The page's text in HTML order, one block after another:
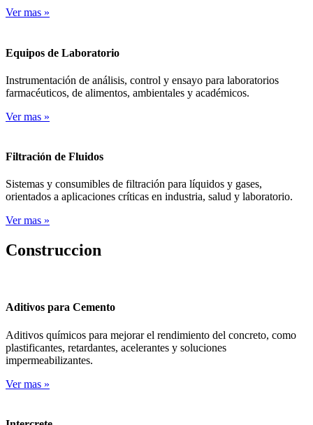
Ver mas »
Equipos de Laboratorio
Instrumentación de análisis, control y ensayo para laboratorios
farmacéuticos, de alimentos, ambientales y académicos.
Ver mas »
Filtración de Fluidos
Sistemas y consumibles de filtración para líquidos y gases,
orientados a aplicaciones críticas en industria, salud y laboratorio.
Ver mas »
Construccion
Aditivos para Cemento
Aditivos químicos para mejorar el rendimiento del concreto, como
plastificantes, retardantes, acelerantes y soluciones
impermeabilizantes.
Ver mas »